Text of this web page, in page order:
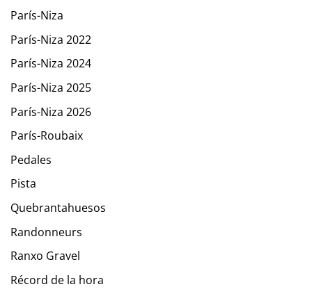
París-Niza
París-Niza 2022
París-Niza 2024
París-Niza 2025
París-Niza 2026
París-Roubaix
Pedales
Pista
Quebrantahuesos
Randonneurs
Ranxo Gravel
Récord de la hora